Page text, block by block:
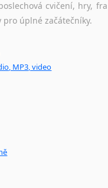
cvičení, hry,
úplné začátečníky.
MP3, video